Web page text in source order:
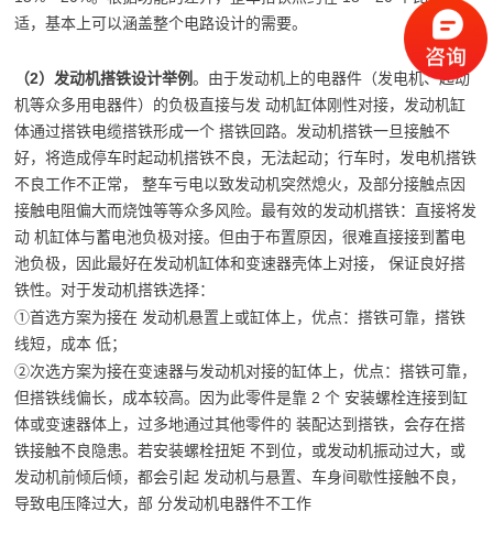
适，基本上可以涵盖整个电路设计的需要。
（2）发动机搭铁设计举例。由于发动机上的电器件（发电机、起动
机等众多用电器件）的负极直接与发 动机缸体刚性对接，发动机缸
体通过搭铁电缆搭铁形成一个 搭铁回路。发动机搭铁一旦接触不
好，将造成停车时起动机搭铁不良，无法起动；行车时，发电机搭铁
不良工作不正常， 整车亏电以致发动机突然熄火，及部分接触点因
接触电阻偏大而烧蚀等等众多风险。最有效的发动机搭铁：直接将发
动 机缸体与蓄电池负极对接。但由于布置原因，很难直接接到蓄电
池负极，因此最好在发动机缸体和变速器壳体上对接， 保证良好搭
铁性。对于发动机搭铁选择：
①首选方案为接在 发动机悬置上或缸体上，优点：搭铁可靠，搭铁
线短，成本 低；
②次选方案为接在变速器与发动机对接的缸体上，优点：搭铁可靠，
但搭铁线偏长，成本较高。因为此零件是靠 2 个 安装螺栓连接到缸
体或变速器体上，过多地通过其他零件的 装配达到搭铁，会存在搭
铁接触不良隐患。若安装螺栓扭矩 不到位，或发动机振动过大，或
发动机前倾后倾，都会引起 发动机与悬置、车身间歇性接触不良，
导致电压降过大，部 分发动机电器件不工作